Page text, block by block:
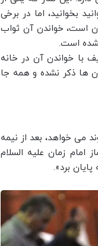
بخوانید، اما در برخی
است، خواندن آن ثواب
شده است.
با خواندن آن در خانه
ها ذکر نشده و همه جا
می خواهد، بعد از نیمه
زمان علیه السلام
برد».